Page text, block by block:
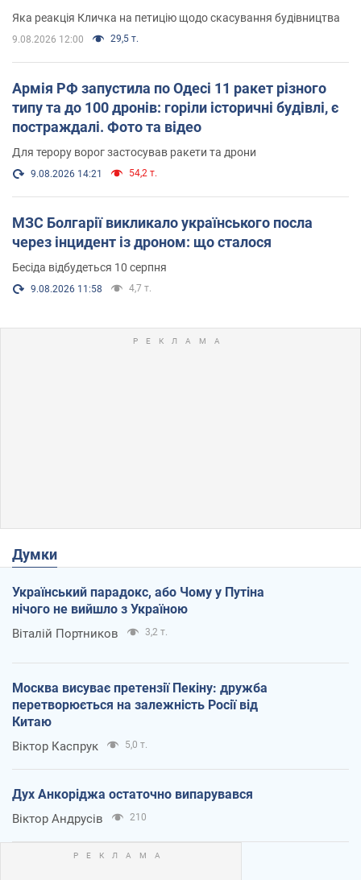
вірянина"
Яка реакція Кличка на петицію щодо скасування будівництва
9.08.2026 12:00 29,5 т.
Армія РФ запустила по Одесі 11 ракет різного
типу та до 100 дронів: горіли історичні будівлі, є
постраждалі. Фото та відео
Для терору ворог застосував ракети та дрони
9.08.2026 14:21 54,2 т.
МЗС Болгарії викликало українського посла
через інцидент із дроном: що сталося
Бесіда відбудеться 10 серпня
9.08.2026 11:58 4,7 т.
Думки
Український парадокс, або Чому у Путіна
нічого не вийшло з Україною
Віталій Портников 3,2 т.
Москва висуває претензії Пекіну: дружба
перетворюється на залежність Росії від
Китаю
Віктор Каспрук 5,0 т.
Дух Анкоріджа остаточно випарувався
Віктор Андрусів 210